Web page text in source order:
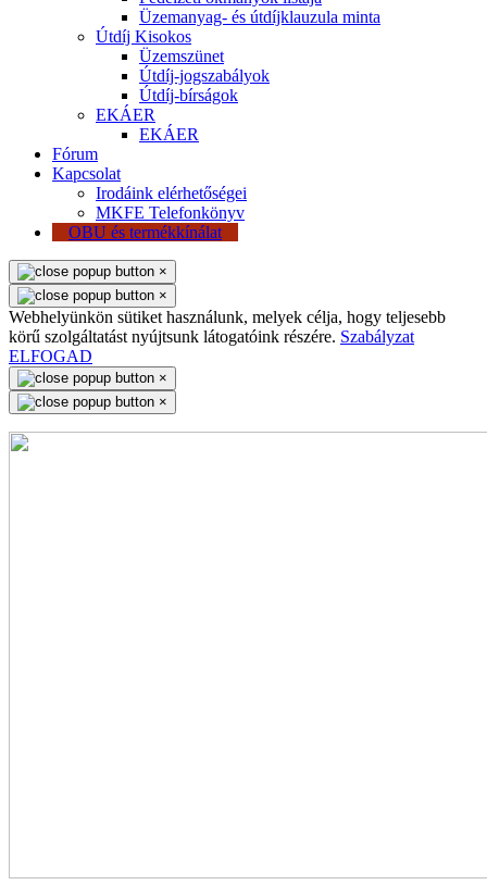
Üzemanyag- és útdíjklauzula minta
Útdíj Kisokos
Üzemszünet
Útdíj-jogszabályok
Útdíj-bírságok
EKÁER
EKÁER
Fórum
Kapcsolat
Irodáink elérhetőségei
MKFE Telefonkönyv
OBU és termékkínálat
×
×
Webhelyünkön sütiket használunk, melyek célja, hogy teljesebb
körű szolgáltatást nyújtsunk látogatóink részére. Szabályzat
ELFOGAD
×
×